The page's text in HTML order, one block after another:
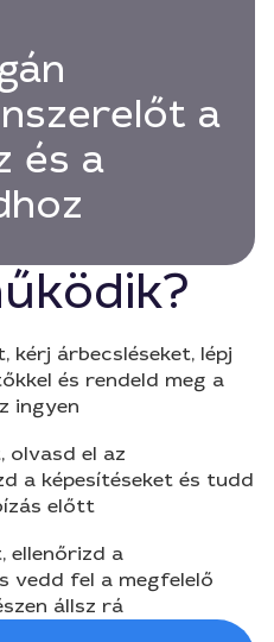
a
és a
kérj árbecsléseket, lépj
és rendeld meg a
ingyen
olvasd el az
a képesítéseket és tudd
előtt
ellenőrizd a
vedd fel a megfelelő
állsz rá